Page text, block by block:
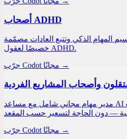
أصحاب ADHD
المهام الذكي وتتبع العادات مصمّمة
خصيصًا لعقول ADHD.
جرّب Codot مجانًا →
وأصحاب المشاريع الفردية
مدير مهام مجاني شامل مع مساعد AI ومزامنة التقويم وملخصات
جرّب Codot مجانًا →